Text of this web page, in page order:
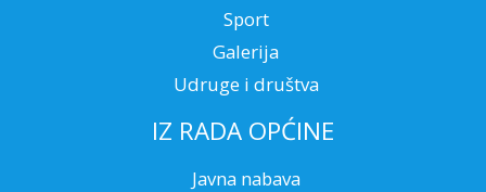
Sport
Galerija
Udruge i društva
IZ RADA OPĆINE
Javna nabava